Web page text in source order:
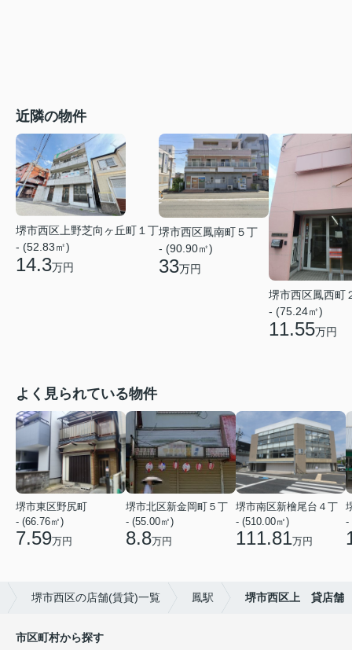
近隣の物件
堺市西区上野芝向ヶ丘町１丁
- (52.83㎡)
14.3万円
堺市西区鳳南町５丁
- (90.90㎡)
33万円
堺市西区鳳西町
- (75.24㎡)
11.55万円
よく見られている物件
堺市東区野尻町
- (66.76㎡)
7.59万円
堺市北区新金岡町５丁
- (55.00㎡)
8.8万円
堺市南区新檜尾台４丁
- (510.00㎡)
111.81万円
-
堺市西区の店舗(賃貸)一覧 鳳駅 堺市西区上 貸店舗
市区町村から探す